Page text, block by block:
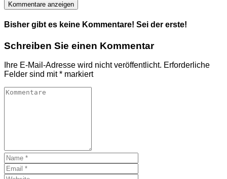
Kommentare anzeigen
Bisher gibt es keine Kommentare! Sei der erste!
Schreiben Sie einen Kommentar
Ihre E-Mail-Adresse wird nicht veröffentlicht. Erforderliche
Felder sind mit* markiert